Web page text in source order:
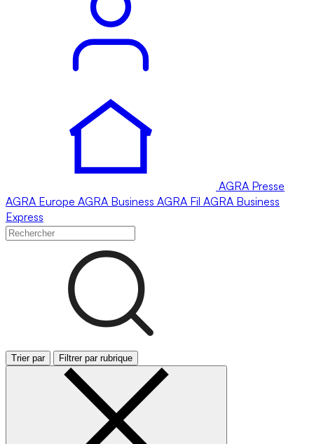
AGRA Presse
AGRA Europe AGRA Business AGRA Fil AGRA Business
Express
Trier par Filtrer par rubrique